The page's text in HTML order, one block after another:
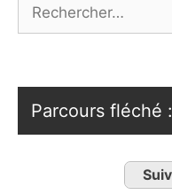
Parcours fléché